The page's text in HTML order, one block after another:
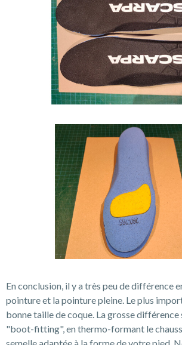
En conclusion, il y a très peu de différence
pointure et la pointure pleine. Le plus
bonne taille de coque. La grosse différence
"boot-fitting", en thermo-formant le